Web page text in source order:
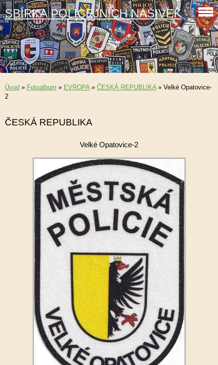
SBÍRKA POLICEJNÍCH NÁŠIVEK
Úvod » Fotoalbum » EVROPA» ČESKÁ REPUBLIKA» Velké Opatovice-
2
ČESKÁ REPUBLIKA
Velké Opatovice-2